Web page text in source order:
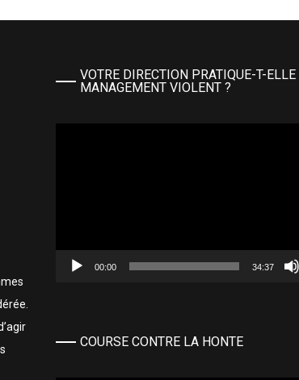
VOTRE DIRECTION PRATIQUE-T-ELLE
MANAGEMENT VIOLENT ?
00:00 34:37
COURSE CONTRE LA HONTE